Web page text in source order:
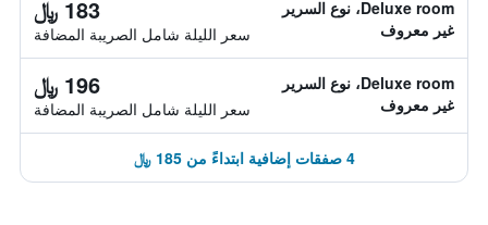
Deluxe room، نوع السرير
غير معروف
183 ﷼
سعر الليلة شامل الصريبة المضافة
Deluxe room، نوع السرير
غير معروف
196 ﷼
سعر الليلة شامل الصريبة المضافة
4 صفقات إضافية ابتداءً من 185 ﷼